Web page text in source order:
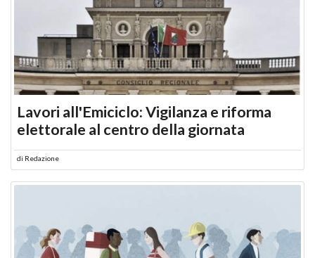
Lavori all'Emiciclo: Vigilanza e riforma
elettorale al centro della giornata
di Redazione